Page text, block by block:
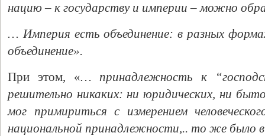
нацию – к государству и империи – можно
… Империя есть объединение: в разных
объединение».
При этом, «… принадлежность к
решительно никаких: ни юридических, ни
мог примириться с измерением
национальной принадлежности,.. то же было в